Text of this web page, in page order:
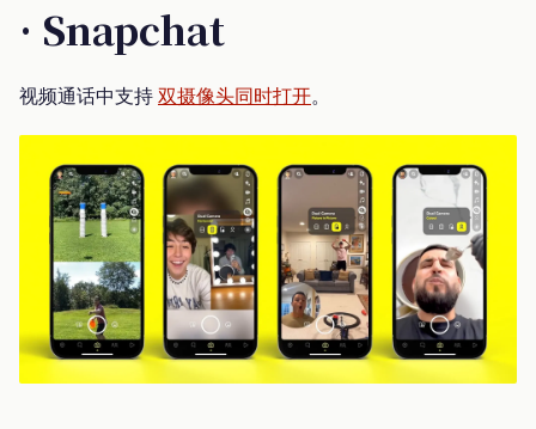
· Snapchat
视频通话中支持双摄像头同时打开。